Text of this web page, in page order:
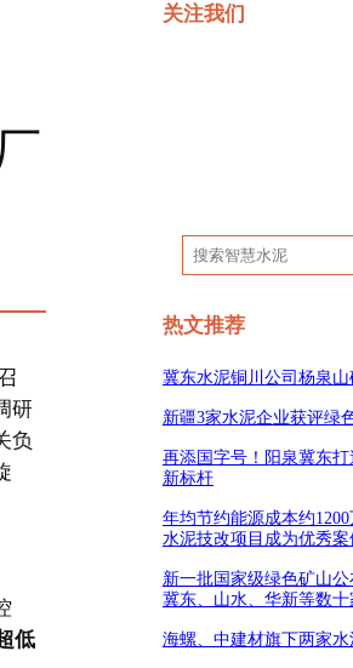
研
负
低
关注我们
搜
索
热文推荐
冀东水泥铜川公司杨泉
新疆3家水泥企业获评绿
再添国字号！阳泉冀东
新标杆
年均节约能源成本约
水泥技改项目成为优秀案
新一批国家级绿色矿山公
冀东、山水、华新等数
海螺、中建材旗下两家